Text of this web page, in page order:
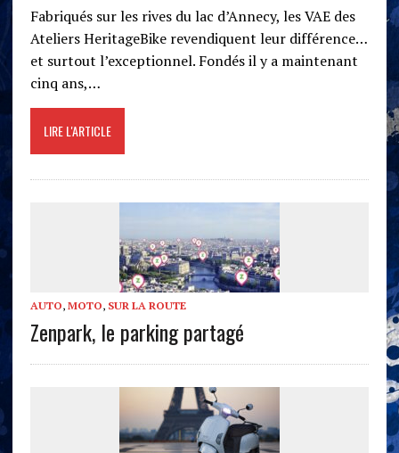
Fabriqués sur les rives du lac d’Annecy, les VAE des
Ateliers HeritageBike revendiquent leur différence…
et surtout l’exceptionnel. Fondés il y a maintenant
cinq ans,…
LIRE L'ARTICLE
AUTO, MOTO, SUR LA ROUTE
Zenpark, le parking partagé